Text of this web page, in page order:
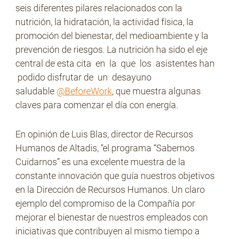
seis diferentes pilares relacionados con la
nutrición, la hidratación, la actividad física, la
promoción del bienestar, del medioambiente y la
prevención de riesgos. La nutrición ha sido el eje
central de esta cita en la que los asistentes han
podido disfrutar de un desayuno
saludable @BeforeWork, que muestra algunas
claves para comenzar el día con energía.
En opinión de Luis Blas, director de Recursos
Humanos de Altadis, “el programa “Sabemos
Cuidarnos” es una excelente muestra de la
constante innovación que guía nuestros objetivos
en la Dirección de Recursos Humanos. Un claro
ejemplo del compromiso de la Compañía por
mejorar el bienestar de nuestros empleados con
iniciativas que contribuyen al mismo tiempo a